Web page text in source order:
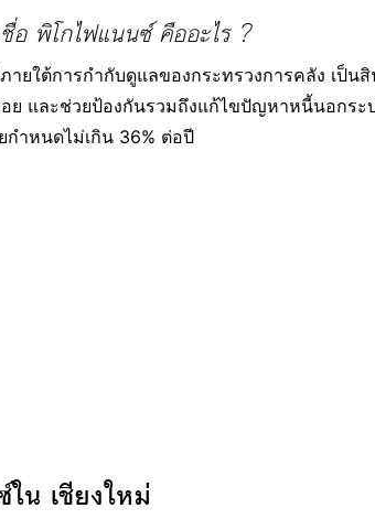
อ พิโกไฟแนนซ์ คืออะไร ?
ยใต้การกำกับดูแลของกระทรวงการคลัง เป็น
ย และช่วยป้องกันรวมถึงแก้ไขปัญหาหนี้นอกร
ำหนดไม่เกิน 36% ต่อปี
น เชียงใหม่